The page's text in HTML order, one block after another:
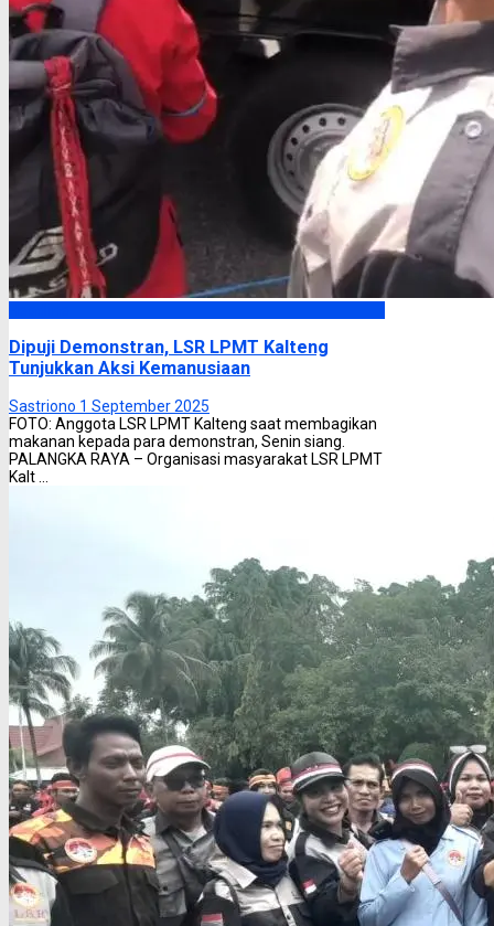
Dipuji Demonstran, LSR LPMT Kalteng
Tunjukkan Aksi Kemanusiaan
Sastriono 1 September 2025
FOTO: Anggota LSR LPMT Kalteng saat membagikan
makanan kepada para demonstran, Senin siang.
PALANGKA RAYA – Organisasi masyarakat LSR LPMT
Kalt ...